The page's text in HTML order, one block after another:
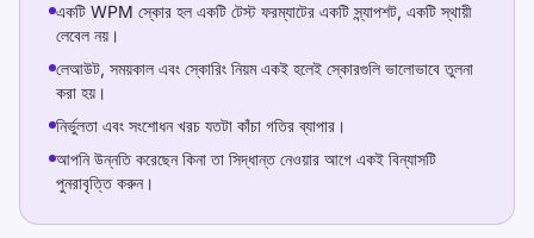
একটি WPM স্কোর হল একটি টেস্ট ফরম্যাটের একটি স্ন্যাপশট, একটি স্থায়ী
লেবেল নয়।
লেআউট, সময়কাল এবং স্কোরিং নিয়ম একই হলেই স্কোরগুলি ভালোভাবে তুলনা
করা হয়।
নির্ভুলতা এবং সংশোধন খরচ যতটা কাঁচা গতির ব্যাপার।
আপনি উন্নতি করেছেন কিনা তা সিদ্ধান্ত নেওয়ার আগে একই বিন্যাসটি
পুনরাবৃত্তি করুন।